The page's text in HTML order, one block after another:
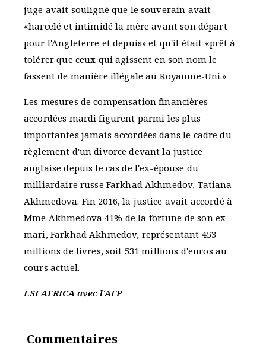
juge avait souligné que le souverain avait
«harcelé et intimidé la mère avant son départ
pour l'Angleterre et depuis» et qu'il était «prêt à
tolérer que ceux qui agissent en son nom le
fassent de manière illégale au Royaume-Uni.»
Les mesures de compensation financières
accordées mardi figurent parmi les plus
importantes jamais accordées dans le cadre du
règlement d'un divorce devant la justice
anglaise depuis le cas de l'ex-épouse du
milliardaire russe Farkhad Akhmedov, Tatiana
Akhmedova. Fin 2016, la justice avait accordé à
Mme Akhmedova 41% de la fortune de son ex-
mari, Farkhad Akhmedov, représentant 453
millions de livres, soit 531 millions d'euros au
cours actuel.
LSI AFRICA avec l'AFP
Commentaires